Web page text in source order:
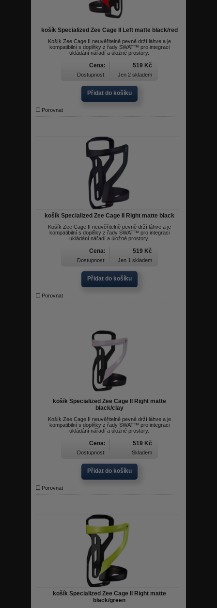
košík Specialized Zee Cage II Left matte black/red
Košík Zee Cage II neuvěřitelně pevně drží láhve a je
kompatibilní s doplňky z řady SWAT™ pro integraci
ukládání nářadí a úložné prostory.
Cena: 519 Kč
Dostupnost: Jen 2 skladem
Přidat do košíku
Porovnat
košík Specialized Zee Cage II Right matte black
Košík Zee Cage II neuvěřitelně pevně drží láhve a je
kompatibilní s doplňky z řady SWAT™ pro integraci
ukládání nářadí a úložné prostory.
Cena: 519 Kč
Dostupnost: Jen 1 skladem
Přidat do košíku
Porovnat
košík Specialized Zee Cage II Right matte
black/clay
Košík Zee Cage II neuvěřitelně pevně drží láhve a je
kompatibilní s doplňky z řady SWAT™ pro integraci
ukládání nářadí a úložné prostory.
Cena: 519 Kč
Dostupnost: Skladem
Přidat do košíku
Porovnat
košík Specialized Zee Cage II Right matte
black/green